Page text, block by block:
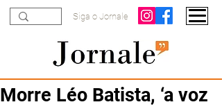
Siga o Jornale
Morre Léo Batista, ‘a voz